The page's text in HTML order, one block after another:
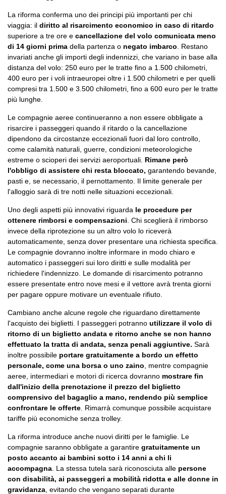
La riforma conferma uno dei principi più importanti per chi
viaggia: il diritto al risarcimento economico in caso di ritardo
superiore a tre ore e cancellazione del volo comunicata meno
di 14 giorni prima della partenza o negato imbarco . Restano
invariati anche gli importi degli indennizzi, che variano in base alla
distanza del volo: 250 euro per le tratte fino a 1.500 chilometri,
400 euro per i voli intraeuropei oltre i 1.500 chilometri e per quelli
compresi tra 1.500 e 3.500 chilometri, fino a 600 euro per le tratte
più lunghe.
Le compagnie aeree continueranno a non essere obbligate a
risarcire i passeggeri quando il ritardo o la cancellazione
dipendono da circostanze eccezionali fuori dal loro controllo,
come calamità naturali, guerre, condizioni meteorologiche
estreme o scioperi dei servizi aeroportuali. Rimane però
l'obbligo di assistere chi resta bloccato, garantendo bevande,
pasti e, se necessario, il pernottamento. Il limite generale per
l'alloggio sarà di tre notti nelle situazioni eccezionali.
Uno degli aspetti più innovativi riguarda le procedure per
ottenere rimborsi e compensazioni . Chi sceglierà il rimborso
invece della riprotezione su un altro volo lo riceverà
automaticamente, senza dover presentare una richiesta specifica.
Le compagnie dovranno inoltre informare in modo chiaro e
automatico i passeggeri sui loro diritti e sulle modalità per
richiedere l'indennizzo. Le domande di risarcimento potranno
essere presentate entro nove mesi e il vettore avrà trenta giorni
per pagare oppure motivare un eventuale rifiuto.
Cambiano anche alcune regole che riguardano direttamente
l'acquisto dei biglietti. I passeggeri potranno utilizzare il volo di
ritorno di un biglietto andata e ritorno anche se non hanno
effettuato la tratta di andata, senza penali aggiuntive. Sarà
inoltre possibile portare gratuitamente a bordo un effetto
personale, come una borsa o uno zaino , mentre compagnie
aeree, intermediari e motori di ricerca dovranno mostrare fin
dall'inizio della prenotazione il prezzo del biglietto
comprensivo del bagaglio a mano, rendendo più semplice
confrontare le offerte . Rimarrà comunque possibile acquistare
tariffe più economiche senza trolley.
La riforma introduce anche nuovi diritti per le famiglie. Le
compagnie saranno obbligate a garantire gratuitamente un
posto accanto ai bambini sotto i 14 anni a chi li
accompagna . La stessa tutela sarà riconosciuta alle persone
con disabilità, ai passeggeri a mobilità ridotta e alle donne in
gravidanza , evitando che vengano separati durante